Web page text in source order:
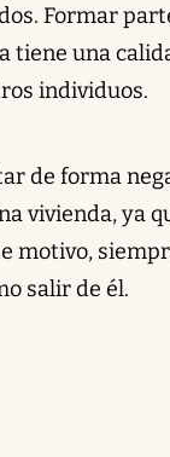
Formar
tiene una
individuos.
de forma
vivienda, ya
motivo,
salir de él.